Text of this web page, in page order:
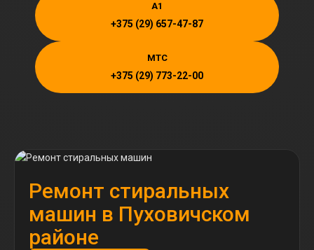
A1
+375 (29) 657-47-87
MTC
+375 (29) 773-22-00
Ремонт стиральных
машин в Пуховичском
районе